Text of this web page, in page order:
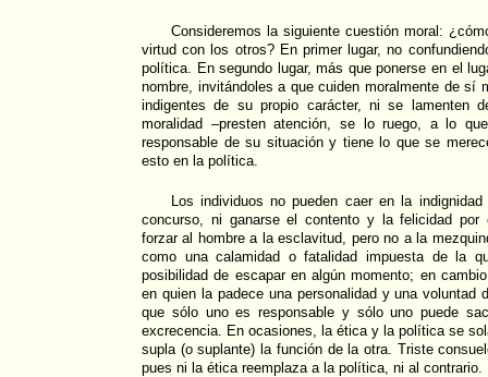
Consideremos la siguiente cuestión moral:
virtud con los otros? En primer lugar, no
política. En segundo lugar, más que ponerse en el
nombre, invitándoles a que cuiden moralmente de sí
indigentes de su propio carácter, ni se lamenten
moralidad –presten atención, se lo ruego, a lo
responsable de su situación y tiene lo que se
esto en la política.
Los individuos no pueden caer en la
concurso, ni ganarse el contento y la felicidad por
forzar al hombre a la esclavitud, pero no a la
como una calamidad o fatalidad impuesta de la
posibilidad de escapar en algún momento; en
en quien la padece una personalidad y una voluntad
que sólo uno es responsable y sólo uno puede
excrecencia. En ocasiones, la ética y la política se
supla (o suplante) la función de la otra. Triste
pues ni la ética reemplaza a la política, ni al contrario.